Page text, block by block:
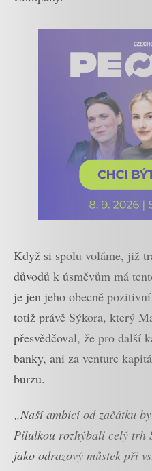
Když si spolu voláme, již
důvodů k úsměvům má
je jen jeho obecně
totiž právě Sýkora, který
přesvědčoval, že pro další
banky, ani za venture
burzu.
„Naší ambicí od začátku
Pilulkou rozhýbali celý trh
jako odrazový můstek při